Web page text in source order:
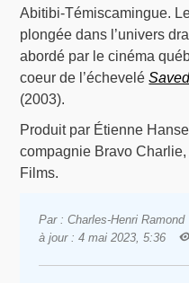
Abitibi-Témiscamingue.
plongée dans l’univers
abordé par le cinéma
coeur de l’échevelé
(2003).
Produit par Étienne
compagnie Bravo
Films.
Par : Charles-Henri Ramond
à jour : 4 mai 2023, 5:36